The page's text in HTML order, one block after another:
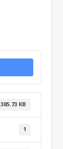
385.73 KB
1